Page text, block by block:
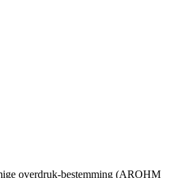
overdruk-bestemming (AROHM